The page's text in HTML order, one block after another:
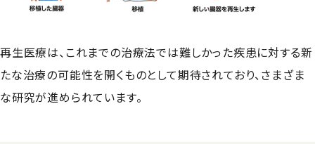
再生医療は、これまでの治療法では難しかった疾患に対する新
たな治療の可能性を開くものとして期待されており、さまざま
な研究が進められています。